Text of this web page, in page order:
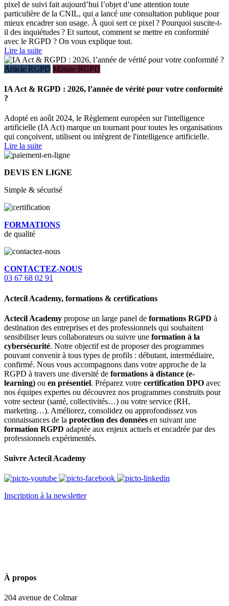
pixel de suivi fait aujourd’hui l’objet d’une attention toute
particulière de la CNIL, qui a lancé une consultation publique pour
mieux encadrer son usage. À quoi sert ce pixel ? Pourquoi suscite-t-
il des inquiétudes ? Et surtout, comment se mettre en conformité
avec le RGPD ? On vous explique tout.
Lire la suite
Article RGPD Minute RGPD
IA Act & RGPD : 2026, l’année de vérité pour votre conformité
?
Adopté en août 2024, le Règlement européen sur l'intelligence
artificielle (IA Act) marque un tournant pour toutes les organisations
qui conçoivent, utilisent ou intègrent de l'intelligence artificielle.
Lire la suite
DEVIS EN LIGNE
Simple & sécurisé
FORMATIONS
de qualité
CONTACTEZ-NOUS
03 67 68 02 91
Actecil Academy, formations & certifications
Actecil Academy propose un large panel de formations RGPD à
destination des entreprises et des professionnels qui souhaitent
sensibiliser leurs collaborateurs ou suivre une formation à la
cybersécurité. Notre objectif est de proposer des programmes
pouvant convenir à tous types de profils : débutant, intermédiaire,
confirmé. Nous vous accompagnons dans votre approche de la
RGPD à travers une diversité de formations à distance (e-
learning) ou en présentiel. Préparez votre certification DPO avec
nos équipes expertes ou découvrez nos programmes construits pour
votre secteur (santé, collectivités…) ou votre service (RH,
marketing…). Améliorez, consolidez ou approfondissez vos
connaissances de la protection des données en suivant une
formation RGPD adaptée aux enjeux actuels et encadrée par des
professionnels expérimentés.
Suivre Actecil Academy
Inscription à la newsletter
À propos
204 avenue de Colmar